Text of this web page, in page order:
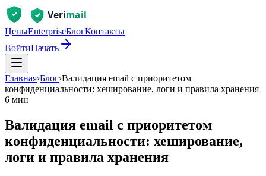
ЦеныEnterpriseБлогКонтакты
ВойтиНачать
Главная›Блог›Валидация email с приоритетом
конфиденциальности: хеширование, логи и правила хранения
6 мин
Валидация email с приоритетом
конфиденциальности: хеширование,
логи и правила хранения